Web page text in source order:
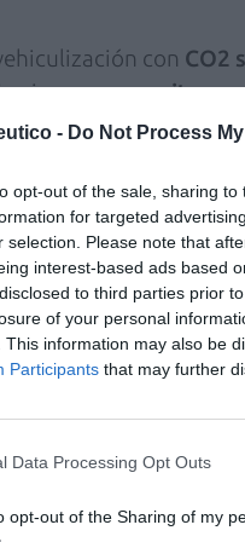
- Do Not Process
opt-out of the sale, sharing
for targeted
selection. Please note that
interest-based ads based
to third parties prior
of your personal
This information may also be
Participants that may further
Data Processing Opt Outs
opt-out of the Sharing of my
con CO2
incorporaaceites
. Estos aceites
esenciales y
farmacéutico y
de tecnologías
permiten optimizar
altamente reactivas.
aceites esenciales
bioactivos
son vehiculizados
modulan su
cutánea. En el